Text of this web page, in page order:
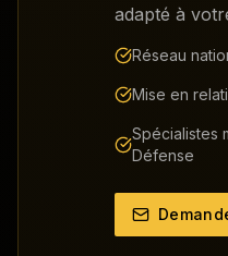
adapté à
Réseau
Mise en
Spécialistes
Défense